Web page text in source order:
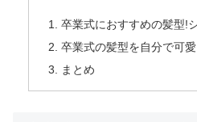
卒業式におすすめの髪型!
卒業式の髪型を自分で可
まとめ